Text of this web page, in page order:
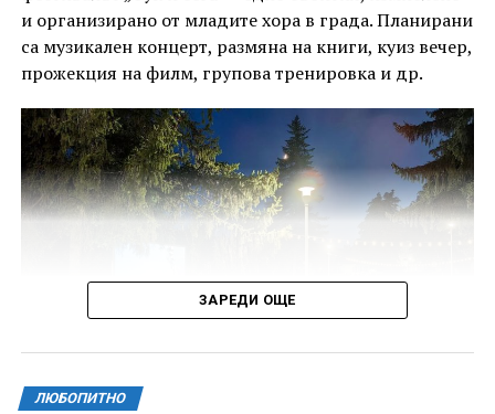
и организирано от младите хора в града. Планирани
са музикален концерт, размяна на книги, куиз вечер,
прожекция на филм, групова тренировка и др.
ЗАРЕДИ ОЩЕ
ЛЮБОПИТНО